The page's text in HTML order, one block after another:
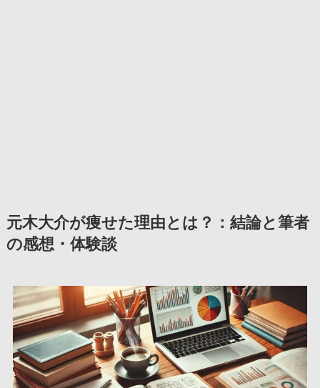
元木大介が痩せた理由とは？：結論と筆者
の感想・体験談